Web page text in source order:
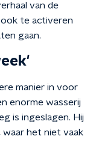
van de
te activeren
gaan.
manier in voor
enorme wasserij
is ingeslagen. Hij
waar het niet vaak